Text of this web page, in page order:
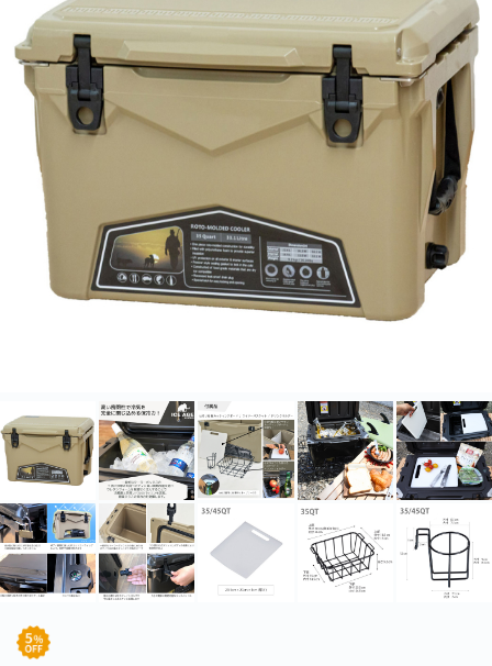
北海道・沖縄のお客様には一部送料のご負担をお願いいたします。割引サービスは一
部除外品があります。